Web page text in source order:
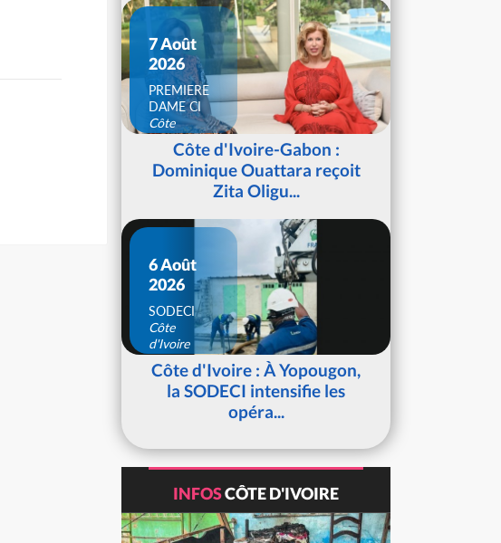
7 Août
2026
PREMIERE
DAME CI
Côte
d'IvoireCôte d'Ivoire-Gabon :
Dominique Ouattara reçoit
Zita Oligu...
6 Août
2026
SODECI
Côte
d'Ivoire
Côte d'Ivoire : À Yopougon,
la SODECI intensifie les
opéra...
INFOSCÔTE D'IVOIRE